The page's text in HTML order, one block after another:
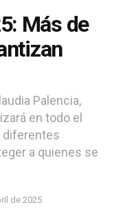
Más de
Palencia,
en todo el
diferentes
a quienes se
de 2025